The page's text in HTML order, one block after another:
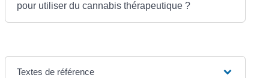
pour utiliser du cannabis thérapeutique ?
Textes de référence